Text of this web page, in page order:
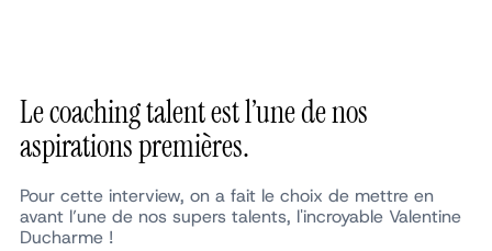
Le coaching talent est l’une de nos
aspirations premières.
Pour cette interview, on a fait le choix de mettre en
avant l’une de nos supers talents, l'incroyable Valentine
Ducharme !